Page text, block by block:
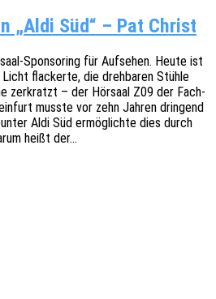
„Aldi Süd“ – Pat Christ
Spon­­so­ring für Aufse­hen. Heute ist
flacker­te, die dreh­ba­ren Stühle
zerkratzt – der Hörsaal Z09 der Fach­
musste vor zehn Jahren drin­gend
Aldi Süd ermög­lich­te dies durch
heißt der…